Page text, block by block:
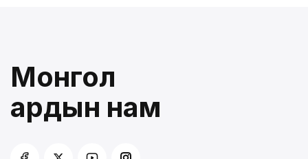
Монгол
ардын нам